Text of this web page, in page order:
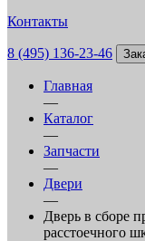
Контакты
8 (495) 136-23-46
Главная
—
Каталог
—
Запчасти
—
Двери
—
Дверь в сборе
расстоечного